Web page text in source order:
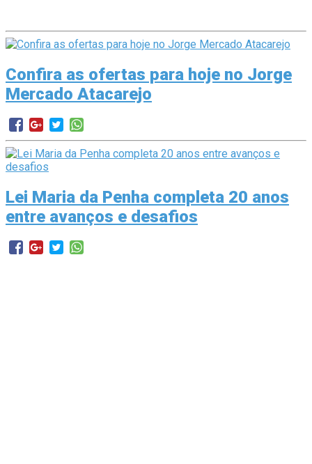
Confira as ofertas para hoje no Jorge
Mercado Atacarejo
Lei Maria da Penha completa 20 anos
entre avanços e desafios